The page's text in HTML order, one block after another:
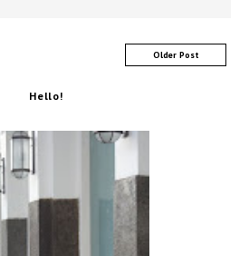
Older Post
Hello!